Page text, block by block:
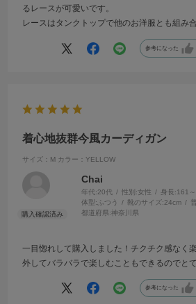
るレースが可愛いです。
レースはタンクトップで他のお洋服とも組み
参考になった
着心地抜群今風カーディガン
サイズ：M カラー：YELLOW
Chai
年代:20代 性別:女性 身長:161
体型: ふつう 靴のサイズ:24cm
都道府県:神奈川県
一目惚れして購入しました！チクチク感なく
外してバラバラで楽しむこともできるのでと
参考になった